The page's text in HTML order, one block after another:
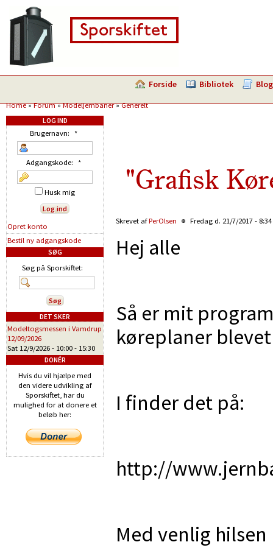
Forside Bibliotek Blog
Home»Forum»Modeljernbaner»Generelt
"Grafisk
Skrevet afPerOlsen Fredag d. 21/7/2017 - 8:34
Hej alle
Så er mit
køreplaner
I finder det på:
http://
Med venlig hilsen
LOG IND
Brugernavn: *
Adgangskode: *
Husk mig
Opret konto
Bestil ny adgangskode
SØG
Søg på Sporskiftet:
DET SKER
Modeltogsmessen i Vamdrup
12/09/2026
Sat 12/9/2026 - 10:00 - 15:30
DONÉR
Hvis du vil hjælpe med
den videre udvikling af
Sporskiftet, har du
mulighed for at donere et
beløb her: